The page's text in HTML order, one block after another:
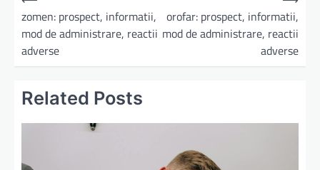
zomen: prospect, informatii,
mod de administrare, reactii
adverse
orofar: prospect, informatii,
mod de administrare, reactii
adverse
Related Posts